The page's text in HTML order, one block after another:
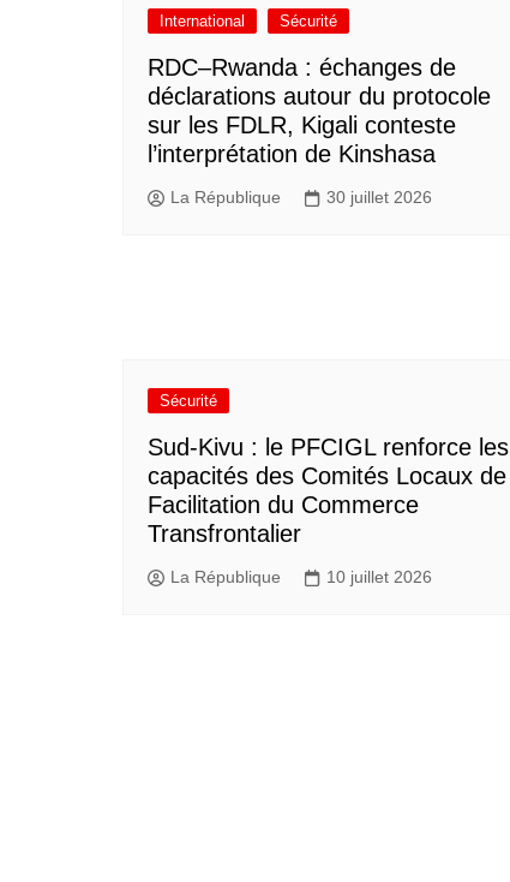
International Sécurité
RDC–Rwanda : échanges de
déclarations autour du protocole
sur les FDLR, Kigali conteste
l’interprétation de Kinshasa
La République 30 juillet 2026
Sécurité
Sud-Kivu : le PFCIGL renforce les
capacités des Comités Locaux de
Facilitation du Commerce
Transfrontalier
La République 10 juillet 2026